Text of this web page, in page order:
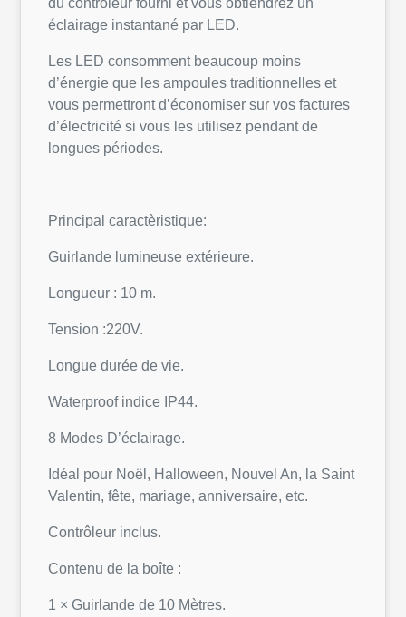
du contrôleur fourni et vous obtiendrez un
éclairage instantané par LED.
Les LED consomment beaucoup moins
d’énergie que les ampoules traditionnelles et
vous permettront d’économiser sur vos factures
d’électricité si vous les utilisez pendant de
longues périodes.
Principal caractèristique:
Guirlande lumineuse extérieure.
Longueur : 10 m.
Tension :220V.
Longue durée de vie.
Waterproof indice IP44.
8 Modes D’éclairage.
Idéal pour Noël, Halloween, Nouvel An, la Saint
Valentin, fête, mariage, anniversaire, etc.
Contrôleur inclus.
Contenu de la boîte :
1 × Guirlande de 10 Mètres.